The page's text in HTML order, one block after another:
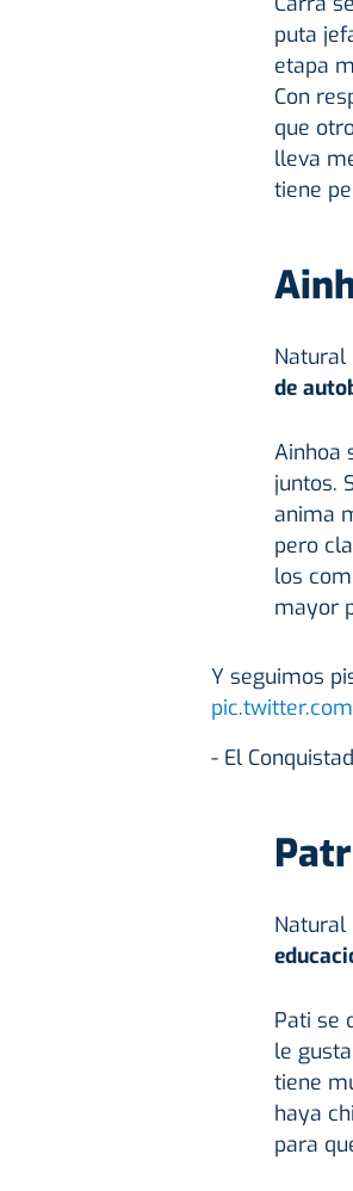
puta
etapa
Con
que
lleva
tiene
Natural
de
Ainhoa
juntos.
anima
pero
los
mayor
Y seguimos
- El
Natural
Pati se
le
tiene
haya
para